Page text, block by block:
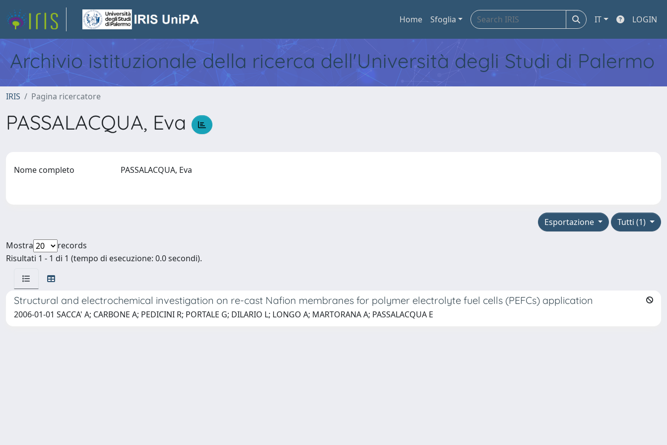
Home Sfoglia IT LOGIN
Archivio istituzionale della ricerca dell'Università degli Studi di Palermo
IRIS Pagina ricercatore
PASSALACQUA, Eva
Nome completo PASSALACQUA, Eva
Tutti (1)
Esportazione
Mostra
records
Risultati 1 - 1 di 1 (tempo di esecuzione: 0.0 secondi).
Structural and electrochemical investigation on re-cast Nafion membranes for polymer electrolyte fuel cells (PEFCs) application
2006-01-01 SACCA' A; CARBONE A; PEDICINI R; PORTALE G; DILARIO L; LONGO A; MARTORANA A; PASSALACQUA E